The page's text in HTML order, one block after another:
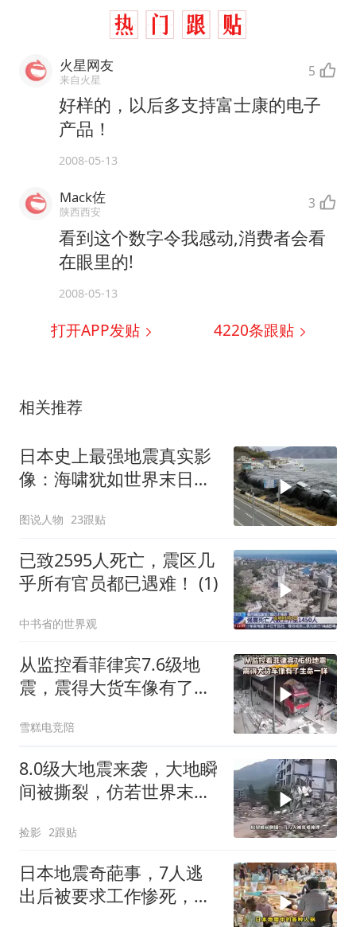
火星网友
来自火星 5
好样的，以后多支持富士康的电子
产品！
2008-05-13
Mack佐
陕西西安 3
看到这个数字令我感动,消费者会看
在眼里的!
2008-05-13
打开APP发贴 4220条跟贴
相关推荐
日本史上最强地震真实影
像：海啸犹如世界末日，
图说人物 23跟贴
已致2595人死亡，震区几
乎所有官员都已遇难！ (1)
中书省的世界观
从监控看菲律宾7.6级地
震，震得大货车像有了生
雪糕电竞陪
8.0级大地震来袭，大地瞬
间被撕裂，仿若世界末日
捡影 2跟贴
日本地震奇葩事，7人逃
出后被要求工作惨死，救